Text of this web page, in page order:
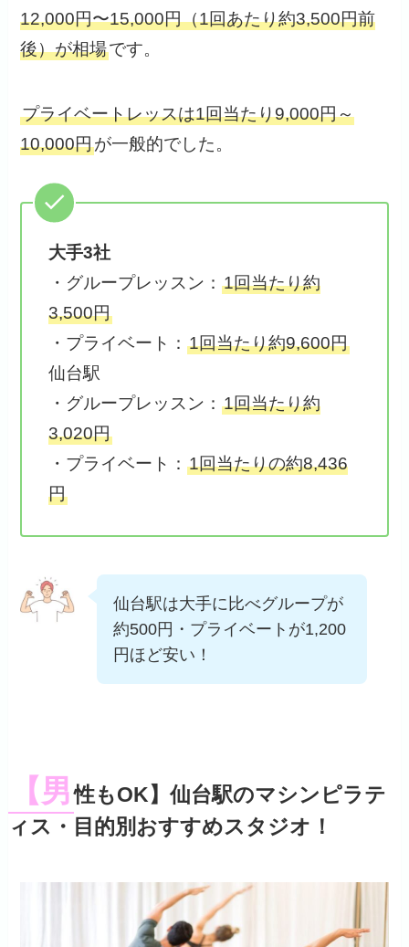
12,000円〜15,000円（1回あたり約3,500円前
後）が相場です。
プライベートレッスは1回当たり9,000円～
10,000円が一般的でした。
大手3社
・グループレッスン： 1回当たり約
3,500円
・プライベート： 1回当たり約9,600円
仙台駅
・グループレッスン： 1回当たり約
3,020円
・プライベート： 1回当たりの約8,436
円
仙台駅は大手に比べグループが
約500円・プライベートが1,200
円ほど安い！
【男性もOK】仙台駅のマシンピラテ
ィス・目的別おすすめスタジオ！